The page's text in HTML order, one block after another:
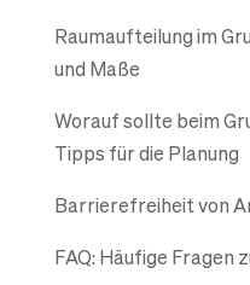
Raumaufteilung im
und Maße
Worauf sollte beim
Tipps für die Planung
Barrierefreiheit von
FAQ: Häufige Fragen